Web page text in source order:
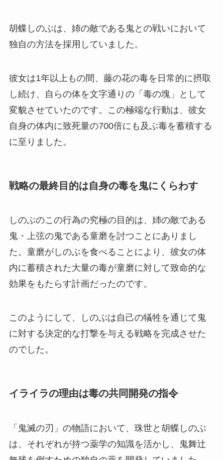
胡蝶しのぶは、姉の敵である鬼との戦いにおいて
独自の方法を採用していました。
彼女は1年以上もの間、藤の花の毒を日常的に摂取
し続け、自らの体を文字通りの「毒の塊」として
変貌させていたのです。この極端な行動は、彼女
自身の体内に致死量の700倍にも及ぶ毒を蓄積する
に至りました。
戦略の最終目的は自身の毒を鬼にくらわす
しのぶのこの行為の究極の目的は、姉の敵である
鬼・上弦の鬼である童磨を討つことにありまし
た。童磨がしのぶを食べることにより、彼女の体
内に蓄積された大量の毒が童磨に対して致命的な
効果をもたらす計画だったのです。
このようにして、しのぶは自己の犠牲を通じて鬼
に対する決定的な打撃を与える戦略を完成させた
のでした。
イライラの理由は毒の共同開発の指令
「鬼滅の刃」の物語において、珠世と胡蝶しのぶ
は、それぞれが持つ薬学の知識を活かし、鬼舞辻